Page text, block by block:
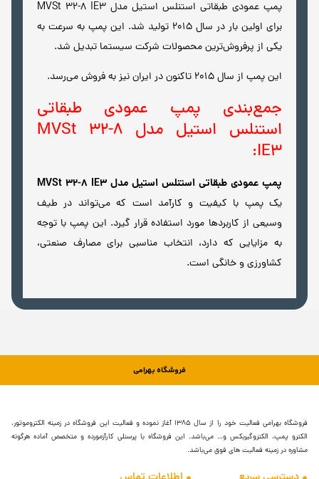
پمپ عمودی طبقاتی استنلس استیل مدل MVSt 32-8 IE3
برای اولین بار در سال 2015 تولید شد. این پمپ به سرعت به
یکی از پرفروش‌ترین محصولات شرکت سیستما تبدیل شد.
این پمپ از سال 2015 تاکنون در ایران نیز به فروش می‌رسد.
جمع‌بندی پمپ عمودی طبقاتی
استنلس استیل مدل MVSt 32-8
IE3:
پمپ عمودی طبقاتی استنلس استیل مدل MVSt 32-8 IE3
یک پمپ با کیفیت و کارآمد است که می‌تواند در طیف
وسیعی از کاربردها مورد استفاده قرار گیرد. این پمپ با توجه
به مزایایی که دارد، انتخاب مناسبی برای مصارف صنعتی،
کشاورزی و خانگی است.
فروشگاه بهرامی
فروشگاه بهرامی فعالیت خود را از سال ۱۳۸۵ آغاز نموده و فعالیت این فروشگاه در زمینه الکتروموتور،
الکترو پمپ، الکتروگیربکس و… می‌باشد. این فروشگاه با پرسنلی کارآزمورده و متخصص آماده هرگونه
مشاوره در زمینه فعالیت های فوق می‌باشد.